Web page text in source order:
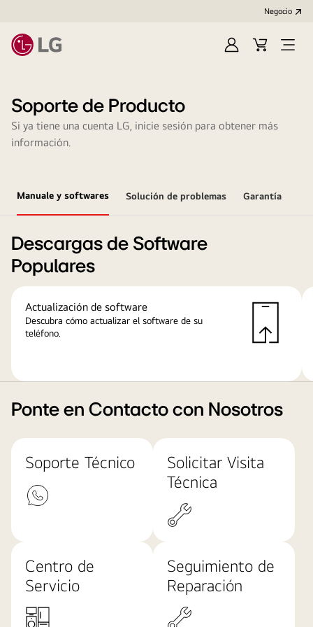
Negocio
RegístrateCarritoOpen
Soporte de Producto
Si ya tiene una cuenta LG, inicie sesión para obtener más
información.
Manuale y softwares Solución de problemas Garantía
Descargas de Software
Populares
Actualización de software
Descubra cómo actualizar el software de su
teléfono.
Ponte en Contacto con Nosotros
Soporte Técnico
Solicitar Visita
Técnica
Centro de
Servicio
Seguimiento de
Reparación